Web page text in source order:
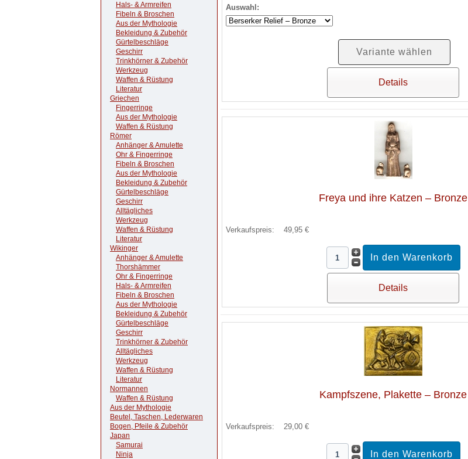
Hals- & Armreifen
Fibeln & Broschen
Aus der Mythologie
Bekleidung & Zubehör
Gürtelbeschläge
Geschirr
Trinkhörner & Zubehör
Werkzeug
Waffen & Rüstung
Literatur
Griechen
Fingerringe
Aus der Mythologie
Waffen & Rüstung
Römer
Anhänger & Amulette
Ohr & Fingerringe
Fibeln & Broschen
Aus der Mythologie
Bekleidung & Zubehör
Gürtelbeschläge
Geschirr
Alltägliches
Werkzeug
Waffen & Rüstung
Literatur
Wikinger
Anhänger & Amulette
Thorshämmer
Ohr & Fingerringe
Hals- & Armreifen
Fibeln & Broschen
Aus der Mythologie
Bekleidung & Zubehör
Gürtelbeschläge
Geschirr
Trinkhörner & Zubehör
Alltägliches
Werkzeug
Waffen & Rüstung
Literatur
Normannen
Waffen & Rüstung
Aus der Mythologie
Beutel, Taschen, Lederwaren
Bogen, Pfeile & Zubehör
Japan
Samurai
Ninja
Auswahl:
Variante wählen
Details
Freya und ihre Katzen – Bronze
Verkaufspreis: 49,95 €
Details
Kampfszene, Plakette – Bronze
Verkaufspreis: 29,00 €